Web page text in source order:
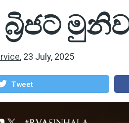
, 23 July, 2025
Tweet